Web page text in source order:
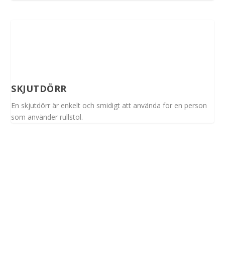
SKJUTDÖRR
En skjutdörr är enkelt och smidigt att använda för en person
som använder rullstol.